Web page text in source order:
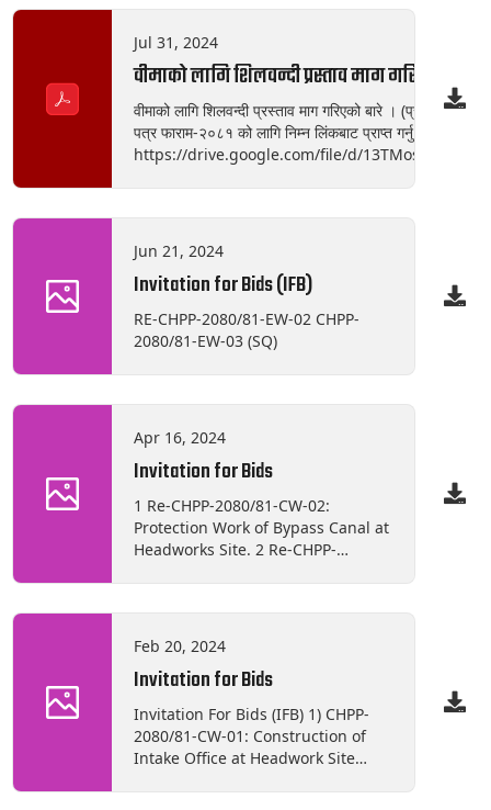
Sixth Floor of Chilime Tower,
Dhumbarahi, Kathmandu
(Contract CJCL/CT/IW/NCB/01/2081-
82) following National Competitive
Bidding (NCB) under single-stage
two-envelope bidding procedures.
Bidding is open to all eligible
bidders.
Jul 31, 2024
वीमाको लागि शिलवन्दी प्रस्ताव माग गरिएको बारे ।
वीमाको लागि शिलवन्दी प्रस्ताव माग गरिएको बारे । (प्रथम
पत्र फाराम-२०८१ को लागि निम्न लिंकबाट प्राप्त गर्नु होला ।
https://drive.google.com/file/d/
रहेका सवारी साधनहरूको वीमा । ३) कम्पनी तथा अन्तर्गतको कार्यालयमा कार्यरत कर्मचारीहरूको सामूहिक
दुर्घटना तथा पारिवारीक औषधि उपचार वीमा ।
Jun 21, 2024
Invitation for Bids (IFB)
RE-CHPP-2080/81-EW-02 CHPP-
2080/81-EW-03 (SQ)
Apr 16, 2024
Invitation for Bids
1 Re-CHPP-2080/81-CW-02:
Protection Work of Bypass Canal at
Headworks Site. 2 Re-CHPP-
2080/81-EW-01: Supply, Delivery,
Application of Non-Conductive &
Floor Protection materials. 4 CHPP-
2080/81-EW-02: Supply, Delivery,
Installation, Testing &
Commissioning of 750 kVA, 11/11
kV Isolation Transformer.
Feb 20, 2024
Invitation for Bids
Invitation For Bids (IFB) 1) CHPP-
2080/81-CW-01: Construction of
Intake Office at Headwork Site